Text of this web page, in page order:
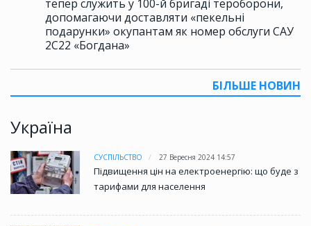
тепер служить у 100-й бригаді тероборони,
допомагаючи доставляти «пекельні
подарунки» окупантам як номер обслуги САУ
2С22 «Богдана»
БІЛЬШЕ НОВИН
Україна
СУСПІЛЬСТВО 27 Вересня 2024 14:57
Підвищення цін на електроенергію: що буде з
тарифами для населення